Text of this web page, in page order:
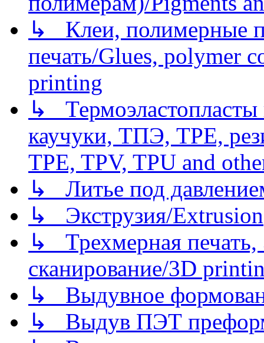
↳ Клеи, полимерные
печать/Glues, polymer
printing
↳
каучуки, ТПЭ, TPE,
TPE, TPV, TPU and
↳ Литье под
↳ Экструзия/Extrusion
↳ Трехмерная
сканирование/3D
↳ Выдувное
↳ Выдув ПЭТ